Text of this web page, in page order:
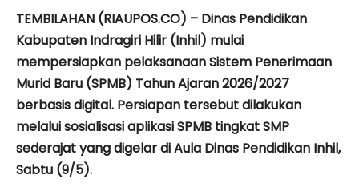
TEMBILAHAN (RIAUPOS.CO) – Dinas Pendidikan
Kabupaten Indragiri Hilir (Inhil) mulai
mempersiapkan pelaksanaan Sistem Penerimaan
Murid Baru (SPMB) Tahun Ajaran 2026/2027
berbasis digital. Persiapan tersebut dilakukan
melalui sosialisasi aplikasi SPMB tingkat SMP
sederajat yang digelar di Aula Dinas Pendidikan Inhil,
Sabtu (9/5).